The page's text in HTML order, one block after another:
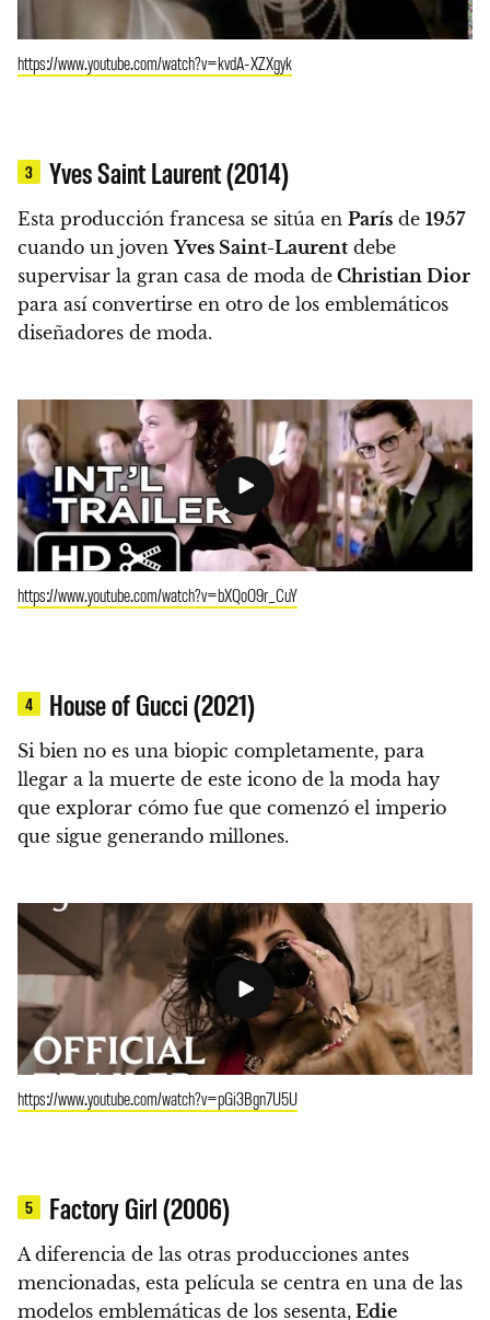
https://www.youtube.com/watch?v=kvdA-XZXgyk
3 Yves Saint Laurent (2014)
Esta producción francesa se sitúa en París de 1957
cuando un jovenYves Saint-Laurent debe
supervisar la gran casa de moda de Christian Dior
para así convertirse en otro de los emblemáticos
diseñadores de moda.
https://www.youtube.com/watch?v=bXQoO9r_CuY
4 House of Gucci (2021)
Si bien no es una biopic completamente, para
llegar a la muerte de este icono de la moda hay
que explorar cómo fue que comenzó el imperio
que sigue generando millones.
https://www.youtube.com/watch?v=pGi3Bgn7U5U
5 Factory Girl (2006)
A diferencia de las otras producciones antes
mencionadas, esta película se centra en una de las
modelos emblemáticas de los sesenta, Edie